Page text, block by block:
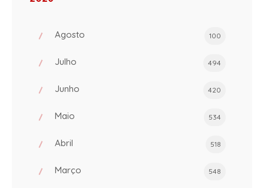
Agosto 100
Julho 494
Junho 420
Maio 534
Abril 518
Março 548